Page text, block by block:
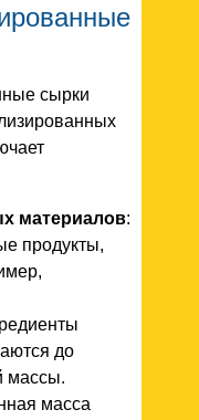
сырки
материалов:
продукты,
до
массы.
масса